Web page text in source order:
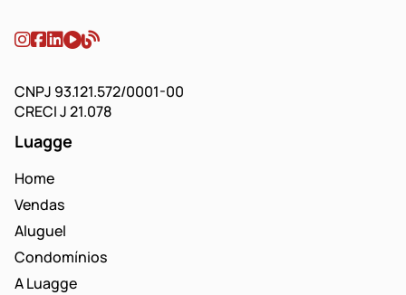
CNPJ 93.121.572/0001-00
CRECI J 21.078
Luagge
Home
Vendas
Aluguel
Condomínios
A Luagge